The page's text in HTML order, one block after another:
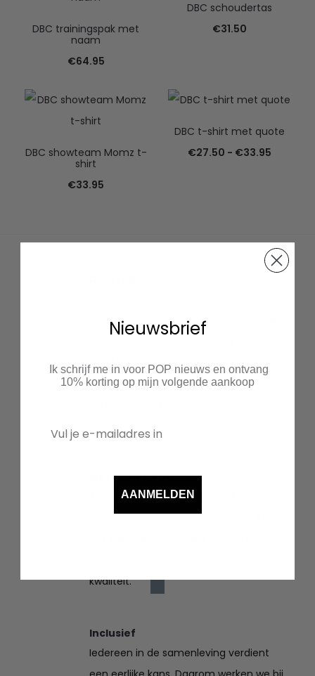
DBC trainingspak met
naam
€64.95
DBC schoudertas
€31.50
DBC showteam Momz t-
shirt
€33.95
DBC t-shirt met quote
€27.50 - €33.95
ingekocht. Zo houden we de voorraad
Ook kiezen we waar mogelijk voor
duurzaam textiel en recyclen we
Met de hand bedrukt
Al onze prints worden met liefde
ontworpen en met de hand bedrukt in
kwaliteit.
Inclusief
Iedereen in de samenleving verdient
Nieuwsbrief
Ik schrijf me in voor POP nieuws en ontvang
10% korting op mijn volgende aankoop
AANMELDEN